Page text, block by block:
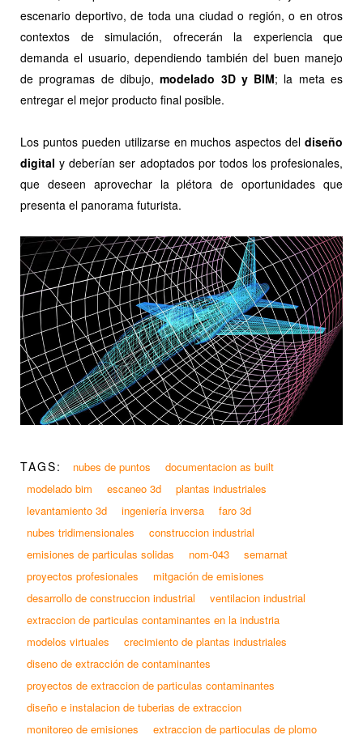
escenario deportivo, de toda una ciudad o región, o en otros
contextos de simulación, ofrecerán la experiencia que
demanda el usuario, dependiendo también del buen manejo
de programas de dibujo,modelado 3D y BIM; la meta es
entregar el mejor producto final posible.
Los puntos pueden utilizarse en muchos aspectos del diseño
digital y deberían ser adoptados por todos los profesionales,
que deseen aprovechar la plétora de oportunidades que
presenta el panorama futurista.
TAGS: nubes de puntos
documentacion as built
modelado bim
escaneo 3d
plantas industriales
levantamiento 3d
ingeniería inversa
faro 3d
nubes tridimensionales
construccion industrial
emisiones de particulas solidas
nom-043
semarnat
proyectos profesionales
mitgación de emisiones
desarrollo de construccion industrial
ventilacion industrial
extraccion de particulas contaminantes en la industria
modelos virtuales
crecimiento de plantas industriales
diseno de extracción de contaminantes
proyectos de extraccion de particulas contaminantes
diseño e instalacion de tuberias de extraccion
monitoreo de emisiones
extraccion de partioculas de plomo